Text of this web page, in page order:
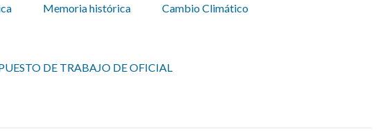
Memoria histórica Cambio Climático
DE TRABAJO DE OFICIAL